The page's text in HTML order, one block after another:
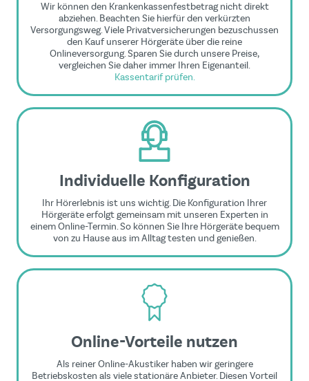
Wir können den Krankenkassenfestbetrag nicht direkt
abziehen. Beachten Sie hierfür den verkürzten
Versorgungsweg. Viele Privatversicherungen bezuschussen
den Kauf unserer Hörgeräte über die reine
Onlineversorgung. Sparen Sie durch unsere Preise,
vergleichen Sie daher immer Ihren Eigenanteil.
Kassentarif prüfen.
Individuelle Konfiguration
Ihr Hörerlebnis ist uns wichtig. Die Konfiguration Ihrer
Hörgeräte erfolgt gemeinsam mit unseren Experten in
einem Online-Termin. So können Sie Ihre Hörgeräte bequem
von zu Hause aus im Alltag testen und genießen.
Online-Vorteile nutzen
Als reiner Online-Akustiker haben wir geringere
Betriebskosten als viele stationäre Anbieter. Diesen Vorteil